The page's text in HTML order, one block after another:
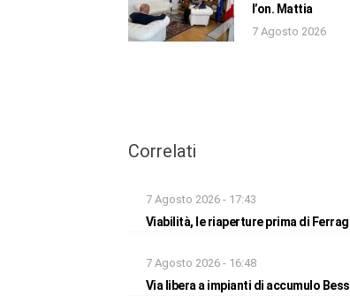
l’on. Mattia
7 Agosto 2026
Correlati
7 Agosto 2026 - 17:43
Viabilità, le riaperture prima di
7 Agosto 2026 - 16:48
Via libera a impianti di accumulo